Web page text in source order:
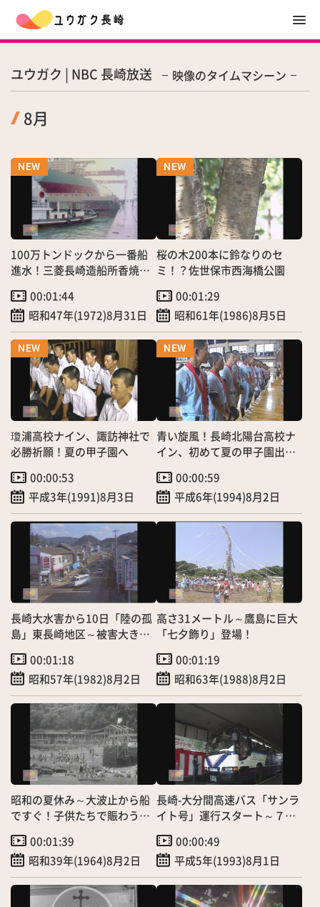
ユウガク | NBC 長崎放送 映像のタイムマシーン
8月
100万トンドックから一番船
進水！三菱長崎造船所香焼工
00:01:44
昭和47年(1972)8月31日
桜の木200本に鈴なりのセ
ミ！？佐世保市西海橋公園
00:01:29
昭和61年(1986)8月5日
瓊浦高校ナイン、諏訪神社で
必勝祈願！夏の甲子園へ
00:00:53
平成3年(1991)8月3日
青い旋風！長崎北陽台高校ナ
イン、初めて夏の甲子園出場
00:00:59
平成6年(1994)8月2日
長崎大水害から10日「陸の孤
島」東長崎地区～被害大きく
00:01:18
昭和57年(1982)8月2日
高さ31メートル～鷹島に巨大
「七夕飾り」登場！
00:01:19
昭和63年(1988)8月2日
昭和の夏休み～大波止から船
ですぐ！子供たちで賑わう
00:01:39
昭和39年(1964)8月2日
長崎-大分間高速バス「サンラ
イト号」運行スタート～７社
00:00:49
平成5年(1993)8月1日